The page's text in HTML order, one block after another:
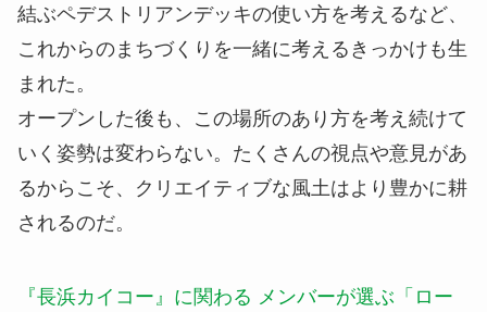
結ぶペデストリアンデッキの使い方を考えるなど、
これからのまちづくりを一緒に考えるきっかけも生
まれた。
オープンした後も、この場所のあり方を考え続けて
いく姿勢は変わらない。たくさんの視点や意見があ
るからこそ、クリエイティブな風土はより豊かに耕
されるのだ。
『長浜カイコー』に関わる メンバーが選ぶ「ロー